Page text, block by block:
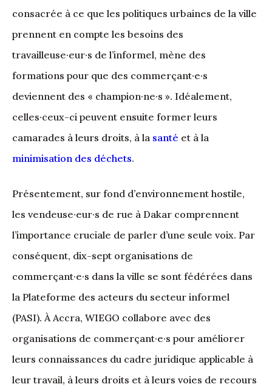
consacrée à ce que les politiques urbaines de la ville
prennent en compte les besoins des
travailleuse·eur·s de l’informel, mène des
formations pour que des commerçant·e·s
deviennent des « champion·ne·s ». Idéalement,
celles·ceux-ci peuvent ensuite former leurs
camarades à leurs droits, à la santé et à la
minimisation des déchets.
Présentement, sur fond d’environnement hostile,
les vendeuse·eur·s de rue à Dakar comprennent
l’importance cruciale de parler d’une seule voix. Par
conséquent, dix-sept organisations de
commerçant·e·s dans la ville se sont fédérées dans
la Plateforme des acteurs du secteur informel
(PASI). À Accra, WIEGO collabore avec des
organisations de commerçant·e·s pour améliorer
leurs connaissances du cadre juridique applicable à
leur travail, à leurs droits et à leurs voies de recours